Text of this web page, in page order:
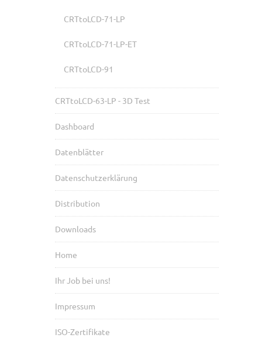
CRTtoLCD-71-LP
CRTtoLCD-71-LP-ET
CRTtoLCD-91
CRTtoLCD-63-LP - 3D Test
Dashboard
Datenblätter
Datenschutzerklärung
Distribution
Downloads
Home
Ihr Job bei uns!
Impressum
ISO-Zertifikate